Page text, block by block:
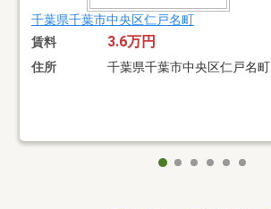
千葉県千葉市中央区仁戸名町
賃料 3.6万円
住所 千葉県千葉市中央区仁戸名町